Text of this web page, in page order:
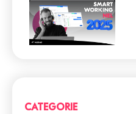
CATEGORIE